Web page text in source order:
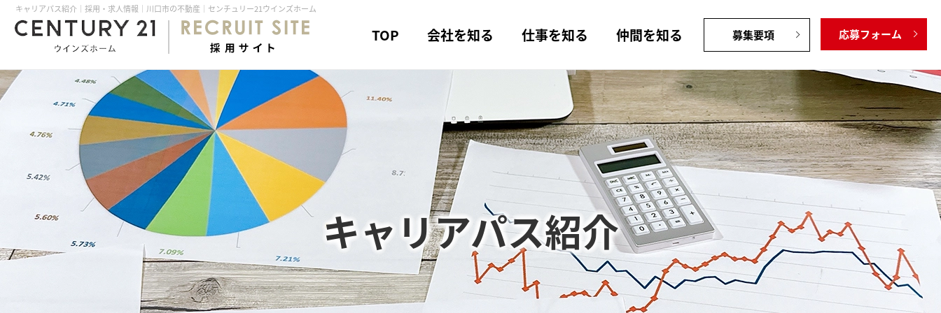
キャリアパス紹介｜採用・求人情報｜川口市の不動産｜センチュリー21ウインズホーム
TOP 会社を知る 仕事を知る 仲間を知る 募集要項 応募フォーム
キャリアパス紹介